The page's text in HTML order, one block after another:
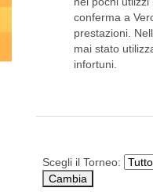
conferma a
prestazioni.
mai stato
infortuni.
Scegli il Torneo: